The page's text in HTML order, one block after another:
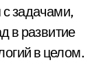
с задачами,
в развитие
в целом.